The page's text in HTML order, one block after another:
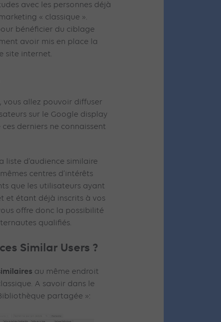
avec les personnes déjà
« classique ».
bénéficier du ciblage
avoir mis en place la
site internet.
vous allez pouvoir diffuser
sur le Google display
derniers ne connaissent
liste d’audience similaire
centres d’intérêts
que les utilisateurs ayant
et étant déjà inscrits à vos
offre donc la possibilité
qualifiés.
Similar Users ?
au même endroit
A savoir dans le
partagée »: